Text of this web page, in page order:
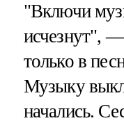
"Включи
исчезнут",
только в
Музыку
начались.